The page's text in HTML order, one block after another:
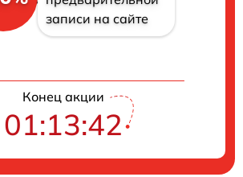
записи на сайте
Конец акции
01:13:41